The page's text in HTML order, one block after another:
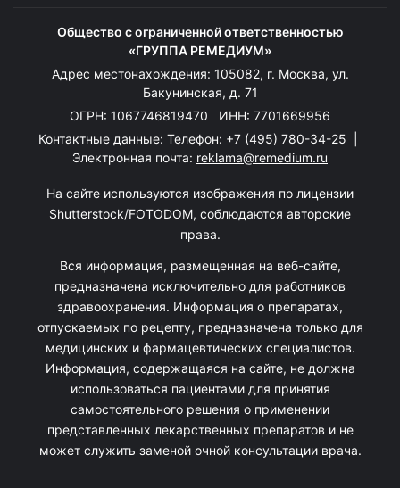
Общество с ограниченной ответственностью
«ГРУППА РЕМЕДИУМ»
Адрес местонахождения: 105082, г. Москва, ул.
Бакунинская, д. 71
ОГРН: 1067746819470 ИНН: 7701669956
Контактные данные: Телефон: +7 (495) 780-34-25
Электронная почта: reklama@remedium.ru
На сайте используются изображения по лицензии
Shutterstock/FOTODOM, соблюдаются авторские
права.
Вся информация, размещенная на веб-сайте,
предназначена исключительно для работников
здравоохранения. Информация о препаратах,
отпускаемых по рецепту, предназначена только для
медицинских и фармацевтических специалистов.
Информация, содержащаяся на сайте, не должна
использоваться пациентами для принятия
самостоятельного решения о применении
представленных лекарственных препаратов и не
может служить заменой очной консультации врача.